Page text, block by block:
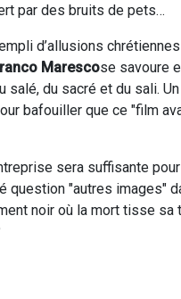
par des bruits de pets…
d’allusions
Marescose savoure
salé, du sacré et du sali.
bafouiller que ce "film
sera suffisante
question "autres images"
noir où la mort tisse